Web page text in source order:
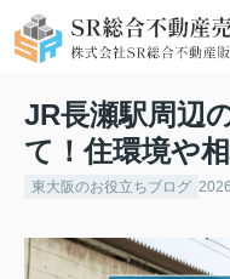
JR長瀬駅周辺
て！住環境や
東大阪のお役立ちブログ